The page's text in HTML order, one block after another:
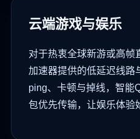
云端游戏与娱乐
对于热衷全球新游或高帧
加速器提供的低延迟线路
ping、卡顿与掉线，智能
包优先传输，让娱乐体验